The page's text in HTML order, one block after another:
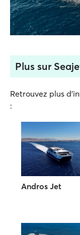
Plus sur
Retrouvez plus
:
Andros Jet